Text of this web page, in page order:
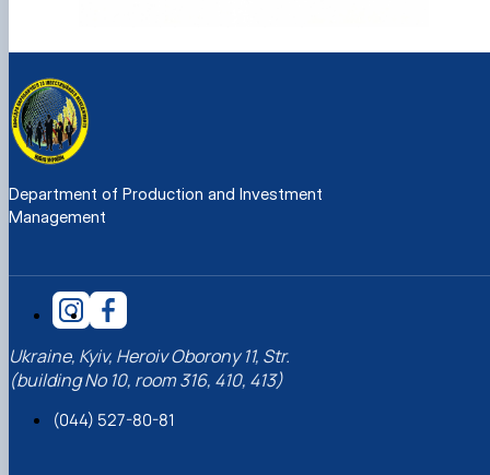
Department of Production and Investment
Management
Ukraine, Kyiv, Heroiv Oborony 11, Str.
(building No 10, room 316, 410, 413)
(044) 527-80-81